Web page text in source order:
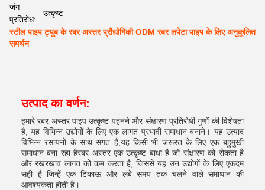
जंग
प्रतिरोध:
उत्कृष्ट
स्टील पाइप ट्यूब के रबर अस्तर प्रौद्योगिकी ODM रबर लपेटा पाइप के लिए अनुकूलित
समर्थन
उत्पाद का वर्णन:
हमारे रबर अस्तर पाइप उत्कृष्ट पहनने और संक्षारण प्रतिरोधी गुणों की विशेषता
है, यह विभिन्न उद्योगों के लिए एक लागत प्रभावी समाधान बनाने। यह उत्पाद
विभिन्न रसायनों के साथ संगत है,यह किसी भी जरूरत के लिए एक बहुमुखी
समाधान बना रहा हैरबर अस्तर एक उत्कृष्ट बाधा है जो संक्षारण को रोकता है
और रखरखाव लागत को कम करता है, जिससे यह उन उद्योगों के लिए एकदम
सही है जिन्हें एक टिकाऊ और लंबे समय तक चलने वाले समाधान की
आवश्यकता होती है।